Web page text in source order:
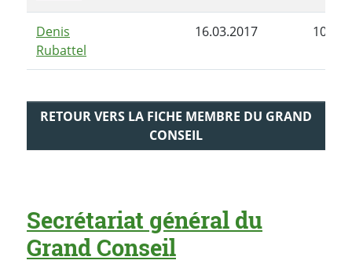
Denis
Rubattel
16.03.2017
RETOUR VERS LA FICHE MEMBRE DU GRAND
CONSEIL
Secrétariat général du
Grand Conseil